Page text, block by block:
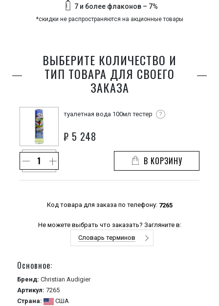
7 и более флаконов – 7%
*скидки не распространяются на акционные товары
ВЫБЕРИТЕ КОЛИЧЕСТВО И
ТИП ТОВАРА ДЛЯ СВОЕГО
ЗАКАЗА
туалетная вода 100мл тестер ?
₽ 5 248
В КОРЗИНУ
Код товара для заказа по телефону: 7265
Не можете выбрать что заказать? Загляните в:
Словарь терминов
Основное:
Бренд: Christian Audigier
Артикул: 7265
Страна:
США